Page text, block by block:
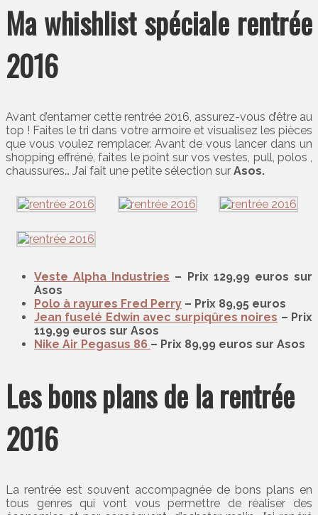
Ma whishlist spéciale rentrée
2016
Avant d’entamer cette rentrée 2016, assurez-vous d’être au
top ! Faites le tri dans votre armoire et visualisez les pièces
que vous voulez remplacer. Avant de vous lancer dans un
shopping effréné, faites le point sur vos vestes, pull, polos ,
chaussures… J’ai fait une petite sélection sur Asos.
Veste Alpha Industries – Prix 129,99 euros sur
Asos
Polo à rayures Fred Perry – Prix 89,95 euros
Jean fuselé Edwin avec surpiqûres noires – Prix
119,99 euros sur Asos
Nike Air Pegasus 86 – Prix 89,99 euros sur Asos
Les bons plans de la rentrée
2016
La rentrée est souvent accompagnée de bons plans en
tous genres qui vont vous permettre de réaliser des